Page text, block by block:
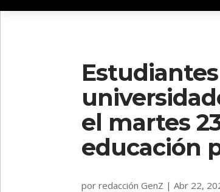
el martes
educación
porredacción GenZ |Abr 22,